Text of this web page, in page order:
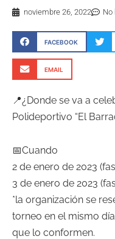
noviembre 26, 2022 No
FACEBOOK
EMAIL
📍¿Donde se va a
Polideportivo “El
📅Cuando
2 de enero de 2023
3 de enero de 2023
*la organización se
torneo en el mismo
que lo conformen.